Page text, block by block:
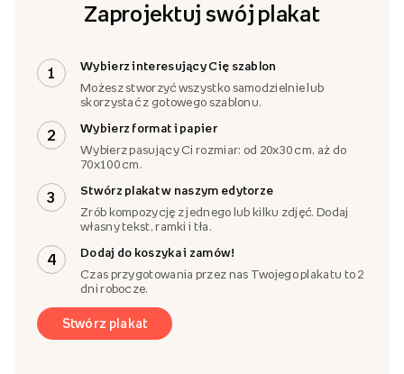
Zaprojektuj swój plakat
1
Wybierz interesujący Cię szablon
Możesz stworzyć wszystko samodzielnie lub
skorzystać z gotowego szablonu.
2
Wybierz format i papier
Wybierz pasujący Ci rozmiar: od 20x30 cm, aż do
70x100 cm.
3
Stwórz plakat w naszym edytorze
Zrób kompozycję z jednego lub kilku zdjęć. Dodaj
własny tekst, ramki i tła.
4
Dodaj do koszyka i zamów!
Czas przygotowania przez nas Twojego plakatu to 2
dni robocze.
Stwórz plakat